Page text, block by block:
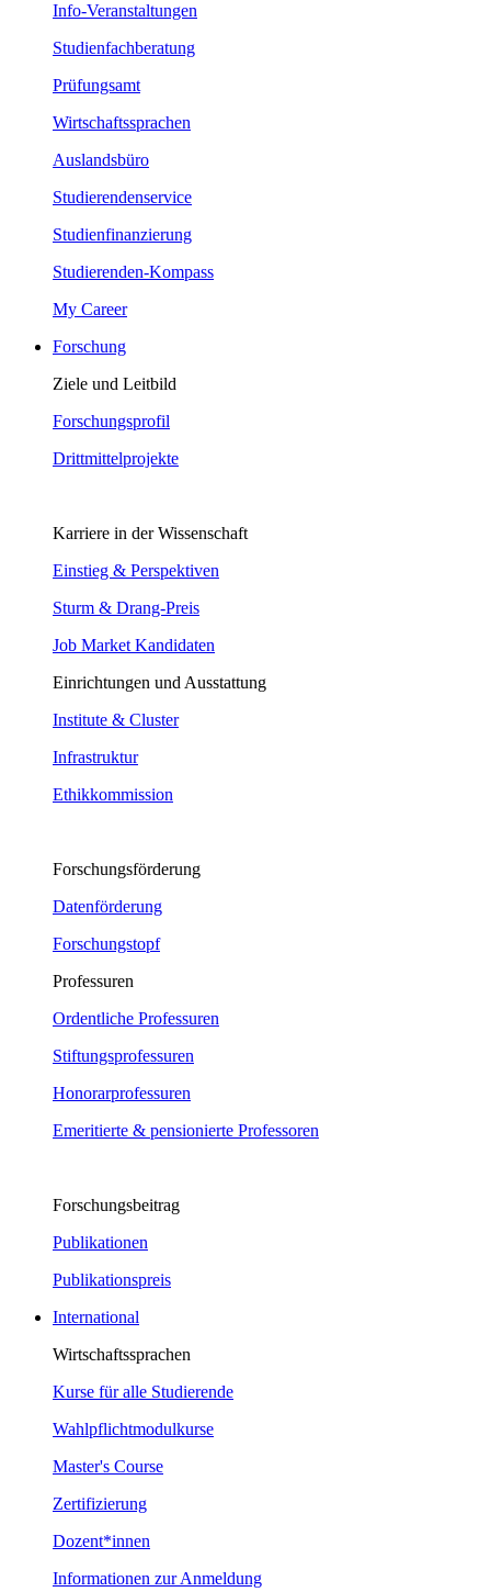
Info-Veranstaltungen
Studienfachberatung
Prüfungsamt
Wirtschaftssprachen
Auslandsbüro
Studierendenservice
Studienfinanzierung
Studierenden-Kompass
My Career
Forschung
Ziele und Leitbild
Forschungsprofil
Drittmittelprojekte
Karriere in der Wissenschaft
Einstieg & Perspektiven
Sturm & Drang-Preis
Job Market Kandidaten
Einrichtungen und Ausstattung
Institute & Cluster
Infrastruktur
Ethikkommission
Forschungsförderung
Datenförderung
Forschungstopf
Professuren
Ordentliche Professuren
Stiftungsprofessuren
Honorarprofessuren
Emeritierte & pensionierte Professoren
Forschungsbeitrag
Publikationen
Publikationspreis
International
Wirtschaftssprachen
Kurse für alle Studierende
Wahlpflichtmodulkurse
Master's Course
Zertifizierung
Dozent*innen
Informationen zur Anmeldung